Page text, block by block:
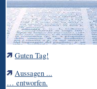
Guten Tag!
Aussagen ...
… entworfen.